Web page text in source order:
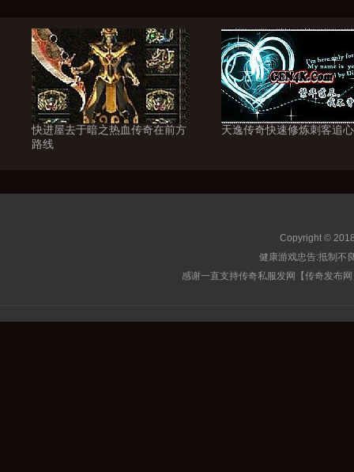
快进屋去于暗之热血传奇在前方
路线
天逸传奇快速修炼刺客追
Copyright ©
健康游戏忠告:抵制不
感谢一直支持传奇私服发网【传奇发布